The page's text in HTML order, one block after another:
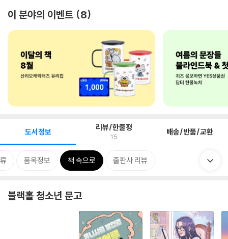
이 분야의 이벤트 8
도서정보 리뷰/한줄평
15 배송/반품/교환
품목정보 책 속으로 출판사 리뷰
블랙홀 청소년 문고